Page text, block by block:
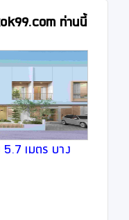
ท่านนี้
เมตร บาง